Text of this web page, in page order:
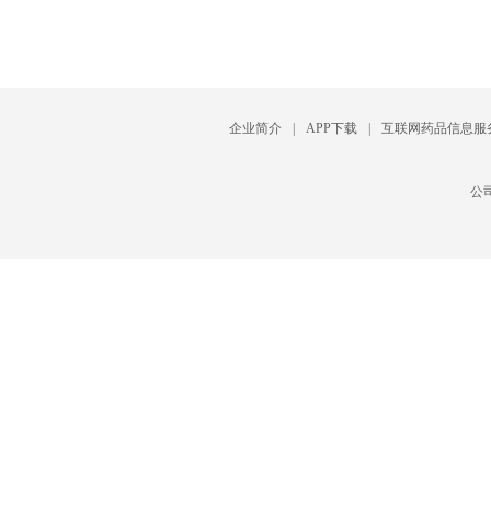
企业简介 APP下载 互联网药品信息服
公